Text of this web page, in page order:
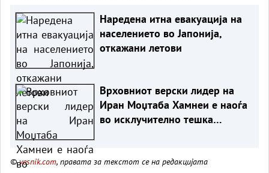
Наредена итна евакуација на
населението во Јапонија,
откажани летови
Врховниот верски лидер на
Иран Моџтаба Хамнеи е наоѓа
во исклучително тешка
©vesnik.com, правата за текстот се на редакцијата